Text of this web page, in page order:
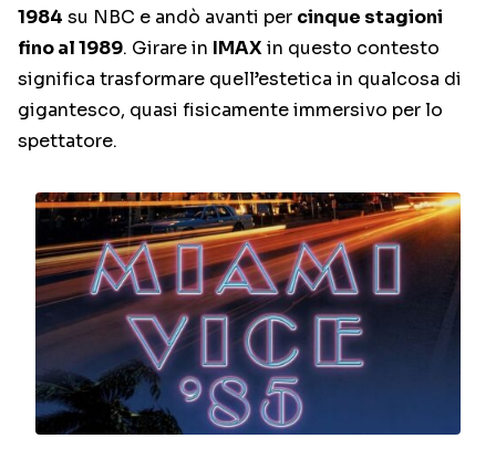
1984 su NBC e andò avanti per cinque stagioni
fino al 1989. Girare in IMAXin questo contesto
significa trasformare quell’estetica in qualcosa di
gigantesco, quasi fisicamente immersivo per lo
spettatore.